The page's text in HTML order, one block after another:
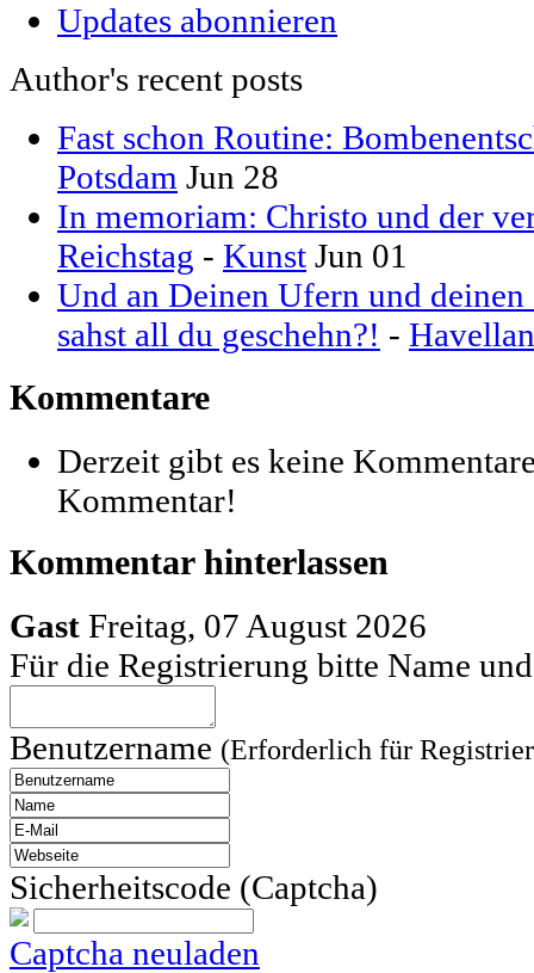
Updates abonnieren
Author's recent posts
Fast schon Routine:
Potsdam Jun 28
In memoriam: Christo und der
Reichstag - Kunst Jun 01
Und an Deinen Ufern und
sahst all du geschehn?! -
Kommentare
Derzeit gibt es keine
Kommentar!
Kommentar hinterlassen
Gast Freitag, 07 August 2026
Für die Registrierung bitte Name
Benutzername (Erforderlich für
Sicherheitscode (Captcha)
Captcha neuladen